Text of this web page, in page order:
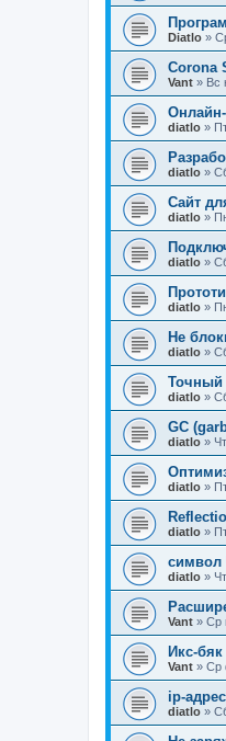
Diatlo »
Corona
Vant » Вс
diatlo »
diatlo »
Сайт
diatlo »
diatlo »
diatlo »
Не
diatlo »
Точный
diatlo »
GC
diatlo »
diatlo »
diatlo »
символ
diatlo »
Vant » Ср
Икс-бяк
Vant » Ср
ip-
diatlo »